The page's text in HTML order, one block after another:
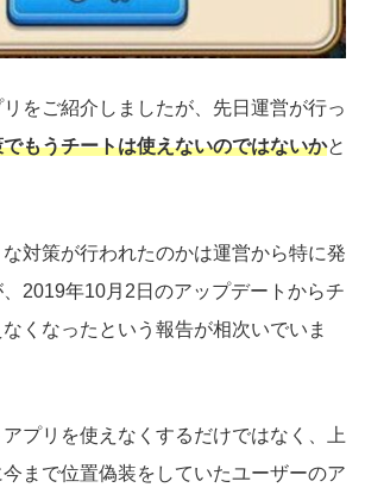
をご紹介しましたが、先日運営が行っ
もうチートは使えないのではないかと
対策が行われたのかは運営から特に発
2019年10月2日のアップデートからチ
くなったという報告が相次いでいま
プリを使えなくするだけではなく、上
まで位置偽装をしていたユーザーのア